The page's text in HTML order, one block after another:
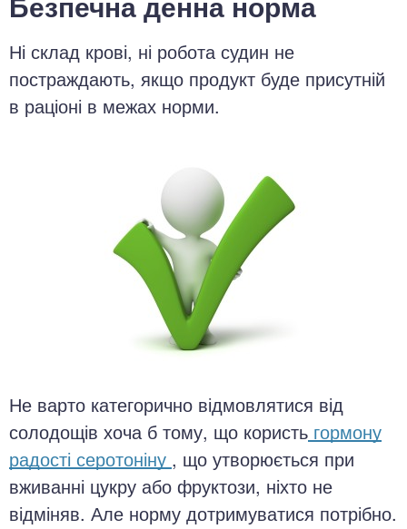
Ні склад крові, ні робота судин не
постраждають, якщо продукт буде присутній
в раціоні в межах норми.
Не варто категорично відмовлятися від
солодощів хоча б тому, що користь гормону
радості серотоніну , що утворюється при
вживанні цукру або фруктози, ніхто не
відміняв. Але норму дотримуватися потрібно.